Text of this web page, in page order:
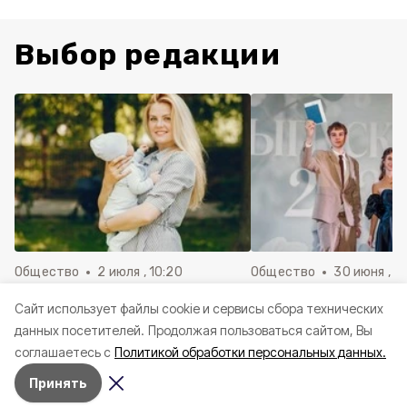
Cайт использует файлы cookie и сервисы сбора технических
данных посетителей. Продолжая пользоваться сайтом, Вы
соглашаетесь с Политикой обработки персональных данных.
Принять
Выбор редакции
Общество 2 июля , 10:20
воспользовались родовым
сертификатом за пять лет в
Белгородской области
Общество 30 июня ,
муниципальном
июня